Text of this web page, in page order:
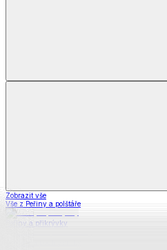
Zobrazit vše
Vše z Peřiny a polštáře
Peřiny a přikrývky